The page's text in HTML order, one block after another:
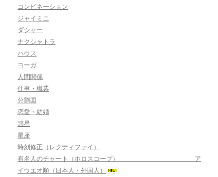
コンビネーション
ジャイミニ
ダシャー
ナクシャトラ
ハウス
ヨーガ
人間関係
仕事・職業
分割図
恋愛・結婚
惑星
星座
時刻修正（レクティファイ）
有名人のチャート（ホロスコープ） ア
イウエオ順（日本人・外国人）